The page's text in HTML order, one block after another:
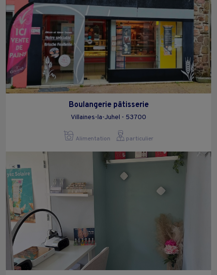
Boulangerie pâtisserie
Villaines-la-Juhel - 53700
Alimentation particulier